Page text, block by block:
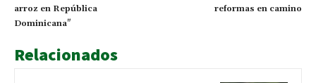
arroz en República
Dominicana"
reformas en camino
Relacionados